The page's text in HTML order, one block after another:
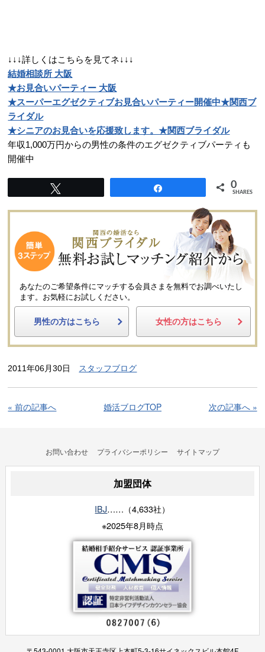
↓↓↓詳しくはこちらを見てネ↓↓↓
結婚相談所 大阪
★お見合いパーティー 大阪
★スーパーエグゼクティブお見合いパーティー開催中★関西ブ
ライダル
★シニアのお見合いを応援致します。★関西ブライダル
年収1,000万円からの男性の条件のエグゼクティブパーティも
開催中
0
SHARES
あなたのご希望条件にマッチする会員さまを無料でお調べいたし
ます。
お気軽にお試しください。
男性の方はこちら 女性の方はこちら
2011年06月30日 スタッフブログ
« 前の記事へ 婚活ブログTOP 次の記事へ »
お問い合わせ プライバシーポリシー サイトマップ
加盟団体
IBJ……（4,633社）
※2025年8月時点